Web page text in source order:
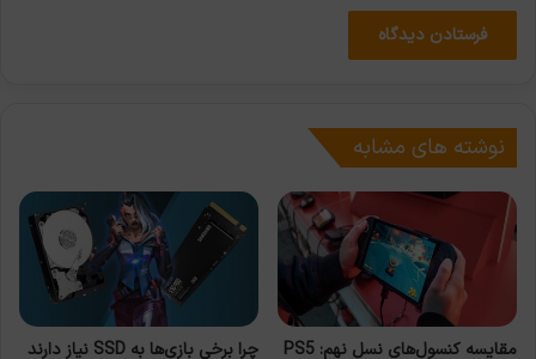
نوشته های مشابه
مقایسه کنسول‌های نسل نهم: PS5
چرا برخی بازی‌ها به SSD نیاز دارند